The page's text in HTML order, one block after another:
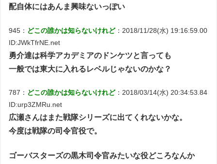
配自体にはあんま興味ないっぽい
945： どこの誰かは知らないけれど：2018/11/28(水) 19:16:59.00
ID:JWkTfrNE.net
勇介達は科学アカデミアのドンケツと言っても
一般では東大に入れるレベルじゃないのかな？
787： どこの誰かは知らないけれど：2018/03/14(水) 20:34:53.84
ID:urp3ZMRu.net
広瀬さんはまた戦隊シリーズに出てくれないかな。
今度は戦隊の司令官役で。
ゴーバスターズの黒木司令官みたいな役どころなんか